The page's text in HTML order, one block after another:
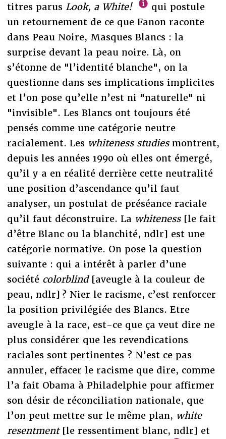
titres parus Look, a White!
qui postule
un retournement de ce que Fanon raconte
dans Peau Noire, Masques Blancs : la
surprise devant la peau noire. Là, on
s’étonne de "l’identité blanche", on la
questionne dans ses implications implicites
et l’on pose qu’elle n’est ni "naturelle" ni
"invisible". Les Blancs ont toujours été
pensés comme une catégorie neutre
racialement. Les whiteness studiesmontrent,
depuis les années 1990 où elles ont émergé,
qu’il y a en réalité derrière cette neutralité
une position d’ascendance qu’il faut
analyser, un postulat de préséance raciale
qu’il faut déconstruire. La whiteness[le fait
d’être Blanc ou la blanchité, ndlr] est une
catégorie normative. On pose la question
suivante : qui a intérêt à parler d’une
société colorblind[aveugle à la couleur de
peau, ndlr] ? Nier le racisme, c’est renforcer
la position privilégiée des Blancs. Etre
aveugle à la race, est-ce que ça veut dire ne
plus considérer que les revendications
raciales sont pertinentes ? N’est ce pas
annuler, effacer le racisme que dire, comme
l’a fait Obama à Philadelphie pour affirmer
son désir de réconciliation nationale, que
l’on peut mettre sur le même plan, white
resentment[le ressentiment blanc, ndlr] et